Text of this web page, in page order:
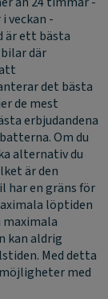
veckan -
är ett bästa
där
det bästa
de mest
erbjudandena
Om du
alternativ du
är den
har en gräns för
löptiden
maximala
kan aldrig
Med detta
med